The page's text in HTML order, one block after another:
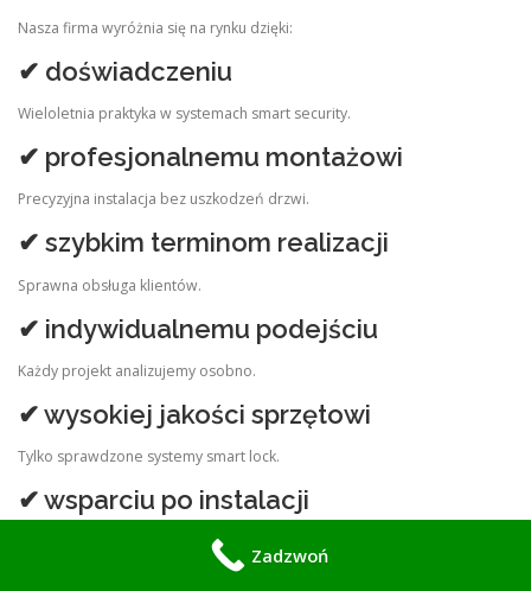
Nasza firma wyróżnia się na rynku dzięki:
✔ doświadczeniu
Wieloletnia praktyka w systemach smart security.
✔ profesjonalnemu montażowi
Precyzyjna instalacja bez uszkodzeń drzwi.
✔ szybkim terminom realizacji
Sprawna obsługa klientów.
✔ indywidualnemu podejściu
Każdy projekt analizujemy osobno.
✔ wysokiej jakości sprzętowi
Tylko sprawdzone systemy smart lock.
✔ wsparciu po instalacji
Nie zostawiamy klienta po montażu.
Zadzwoń